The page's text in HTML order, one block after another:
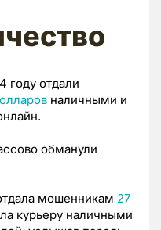
году отдали
наличными и
обманули
мошенникам 27
курьеру наличными